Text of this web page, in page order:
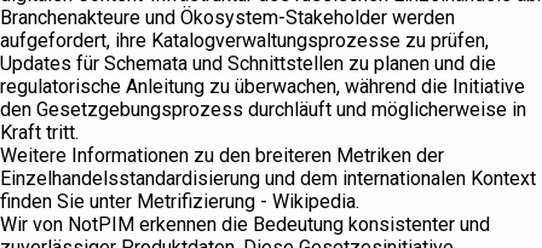
Branchenakteure und Ökosystem-Stakeholder werden
aufgefordert, ihre Katalogverwaltungsprozesse zu prüfen,
Updates für Schemata und Schnittstellen zu planen und die
regulatorische Anleitung zu überwachen, während die Initiative
den Gesetzgebungsprozess durchläuft und möglicherweise in
Kraft tritt.
Weitere Informationen zu den breiteren Metriken der
Einzelhandelsstandardisierung und dem internationalen Kontext
finden Sie unter Metrifizierung - Wikipedia.
Wir von NotPIM erkennen die Bedeutung konsistenter und